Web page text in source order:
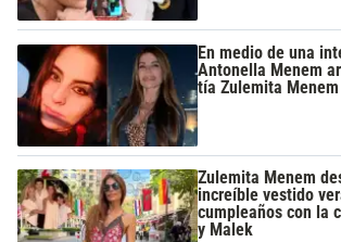
En medio de una
Antonella Menem
tía Zulemita Menem
Zulemita Menem
increíble vestido
cumpleaños con la
y Malek